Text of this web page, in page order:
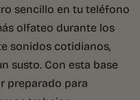
sencillo en tu teléfono
olfateo durante los
sonidos cotidianos,
susto. Con esta base
preparado para